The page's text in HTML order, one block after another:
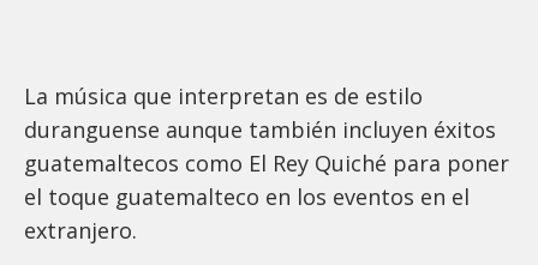
La música que interpretan es de estilo
duranguense aunque también incluyen éxitos
guatemaltecos como El Rey Quiché para poner
el toque guatemalteco en los eventos en el
extranjero.